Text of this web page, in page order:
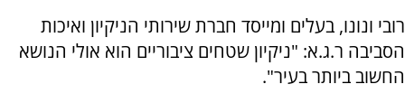
רובי ונונו, בעלים ומייסד חברת שירותי הניקיון ואיכות
הסביבה ר.ג.א: "ניקיון שטחים ציבוריים הוא אולי הנושא
החשוב ביותר בעיר".